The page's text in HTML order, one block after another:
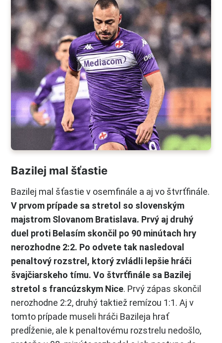
Bazilej mal šťastie
Bazilej mal šťastie v osemfinále a aj vo štvrťfinále.
V prvom prípade sa stretol so slovenským
majstrom Slovanom Bratislava. Prvý aj druhý
duel proti Belasím skončil po 90 minútach hry
nerozhodne 2:2. Po odvete tak nasledoval
penaltový rozstrel, ktorý zvládli lepšie hráči
švajčiarskeho tímu. Vo štvrťfinále sa Bazilej
stretol s francúzskym Nice. Prvý zápas skončil
nerozhodne 2:2, druhý taktiež remízou 1:1. Aj v
tomto prípade museli hráči Bazileja hrať
predĺženie, ale k penaltovému rozstrelu nedošlo,